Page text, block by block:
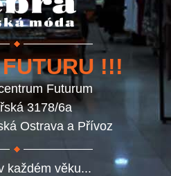
!!!
Futurum
3178/6a
Ostrava a Přívoz
každém věku...